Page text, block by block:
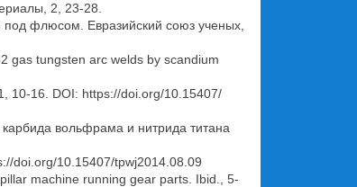
2, 23-28.
флюсом. Евразийский союз ученых,
gas tungsten arc welds by scandium
10-16. DOI: https://doi.org/10.15407/
вольфрама и нитрида титана
doi.org/10.15407/tpwj2014.08.09
machine running gear parts. Ibid., 5-